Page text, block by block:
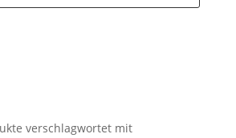
verschlagwortet mit